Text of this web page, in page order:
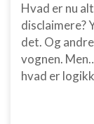
Hvad er nu
disclaimere?
det. Og
vognen.
hvad er
Måle
Forstå
kilder